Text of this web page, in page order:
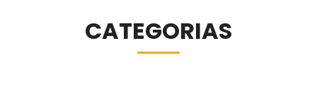
CATEGORIAS